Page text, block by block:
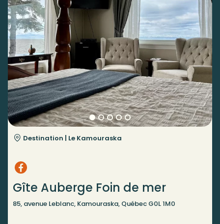
Destination | Le Kamouraska
Gîte Auberge Foin de mer
85, avenue Leblanc, Kamouraska, Québec G0L 1M0